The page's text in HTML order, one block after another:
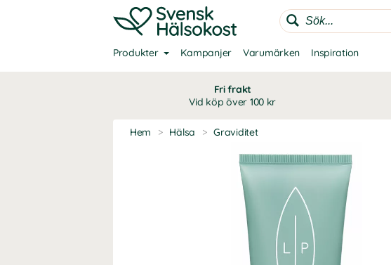
Produkter Kampanjer Varumärken Inspiration
Fri frakt
Vid köp över 100 kr
Hem > Hälsa > Graviditet